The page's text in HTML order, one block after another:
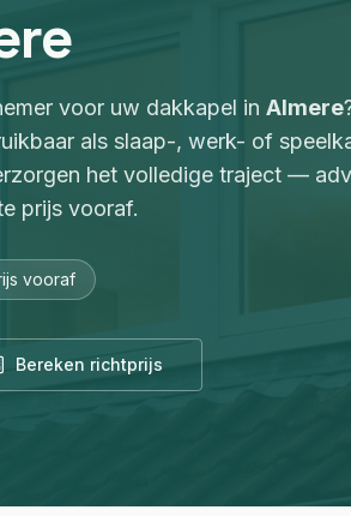
voor uw dakkapel in Almere
als slaap-, werk- of
het volledige traject —
prijs vooraf.
vooraf
Bereken richtprijs